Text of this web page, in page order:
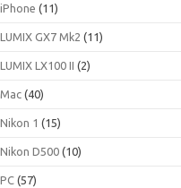
iPhone (11)
LUMIX GX7 Mk2 (11)
LUMIX LX100 II (2)
Mac (40)
Nikon 1 (15)
Nikon D500 (10)
PC (57)